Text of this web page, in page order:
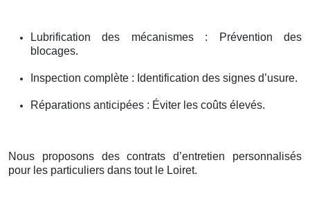
Lubrification des mécanismes : Prévention des
blocages.
Inspection complète : Identification des signes d’usure.
Réparations anticipées : Éviter les coûts élevés.
Nous proposons des contrats d’entretien personnalisés
pour les particuliers dans tout le Loiret.